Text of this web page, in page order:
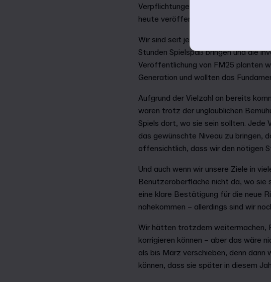
Verpflichtungen einschließlich
heute veröffentlichen.
Wir sind seit jeher stolz darauf,
Stunden Spielspaß bringen und die
Veröffentlichung von FM25 planten
Generation und wollten das
Aufgrund der Vielzahl an bereits
waren trotz der unglaublichen
Spiels dort, wo sie sein sollten. Jede
das gewünschte Niveau zu bringen,
offensichtlich, dass wir den nötigen
Und auch wenn wir unsere Ziele in
Benutzeroberfläche nicht da, wo sie
eine klare Bestätigung für die neue
nahekommen – allerdings sind wir
Wir hätten trotzdem weitermachen,
korrigieren können – aber das wäre
als bis März verschieben, denn
können, dass sie später in diesem